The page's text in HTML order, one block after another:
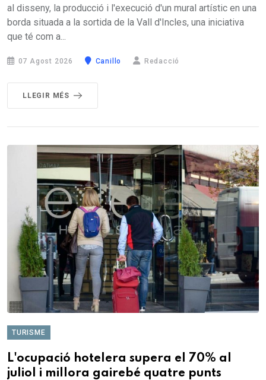
al disseny, la producció i l'execució d'un mural artístic en una
borda situada a la sortida de la Vall d'Incles, una iniciativa
que té com a...
07 Agost 2026 Canillo Redacció
LLEGIR MÉS
TURISME
L'ocupació hotelera supera el 70% al
juliol i millora gairebé quatre punts